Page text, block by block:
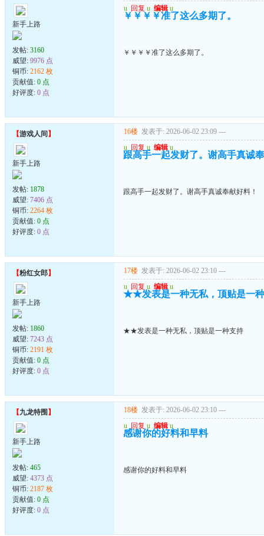
新手上路
发帖: 3160
威望: 9976 点
铜币: 2162 枚
贡献值: 0 点
好评度: 0 点
u 回复 u 编辑 u
￥￥￥￥准了这么多期了。
￥￥￥￥准了这么多期了。
【游戏人间 】
新手上路
发帖: 1878
威望: 7406 点
铜币: 2264 枚
贡献值: 0 点
好评度: 0 点
16楼 发表于: 2026-06-02 23:09 ---
u 回复 u 编辑 u
跟高手一起发财了。谢高手真诚
跟高手一起发财了。谢高手真诚奉献好料！
【粉红女郎】
新手上路
发帖: 1860
威望: 7243 点
铜币: 2191 枚
贡献值: 0 点
好评度: 0 点
17楼 发表于: 2026-06-02 23:10 ---
u 回复 u 编辑 u
★★发表是一种无私，顶贴是一
★★发表是一种无私，顶贴是一种支持
【九龙特围 】
新手上路
发帖: 465
威望: 4373 点
铜币: 2187 枚
贡献值: 0 点
好评度: 0 点
18楼 发表于: 2026-06-02 23:10 ---
u 回复 u 编辑 u
感谢你的好料和早料
感谢你的好料和早料